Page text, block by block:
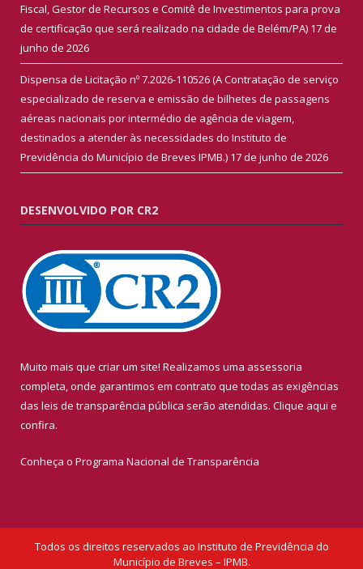
Fiscal, Gestor de Recursos e Comitê de Investimentos para prova
de certificação que será realizado na cidade de Belém/PA) 17 de
junho de 2026
Dispensa de Licitação nº 7.2026-110526 (A Contratação de serviço
especializado de reserva e emissão de bilhetes de passagens
aéreas nacionais por intermédio de agência de viagem,
destinados a atender às necessidades do Instituto de
Previdência do Município de Breves IPMB.) 17 de junho de 2026
DESENVOLVIDO POR CR2
Muito mais que criar um site! Realizamos uma assessoria
completa, onde garantimos em contrato que todas as exigências
das leis de transparência pública serão atendidas. Clique aqui e
confira.
Conheça o Programa Nacional de Transparência
Todos os direitos reservados ao Instituto de Previdência do
Município de Breves – IPMB.